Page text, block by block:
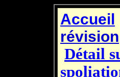
Accueil
révision
Détail